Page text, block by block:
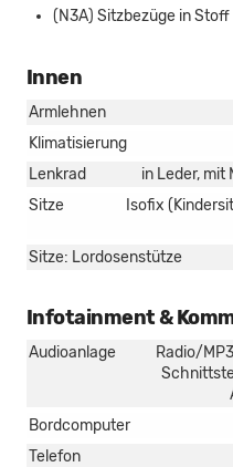
(N3A) Sitzbezüge in Stoff
Innen
Armlehnen
Klimatisierung
Lenkrad
in Leder,
Sitze
Isofix
Sitze: Lordosenstütze
Infotainment &
Audioanlage
Radio/
Bordcomputer
Telefon